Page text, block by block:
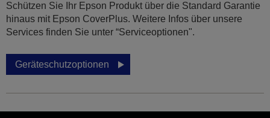
Schützen Sie Ihr Epson Produkt über die Standard Garantie
hinaus mit Epson CoverPlus. Weitere Infos über unsere
Services finden Sie unter “Serviceoptionen".
Geräteschutzoptionen